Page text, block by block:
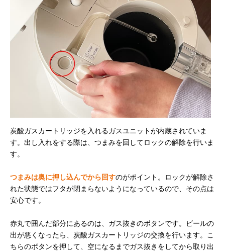
炭酸ガスカートリッジを入れるガスユニットが内蔵されていま
す。出し入れをする際は、つまみを回してロックの解除を行いま
す。
つまみは奥に押し込んでから回すのがポイント。ロックが解除さ
れた状態ではフタが閉まらないようになっているので、その点は
安心です。
赤丸で囲んだ部分にあるのは、ガス抜きのボタンです。ビールの
出が悪くなったら、炭酸ガスカートリッジの交換を行います。こ
ちらのボタンを押して、空になるまでガス抜きをしてから取り出